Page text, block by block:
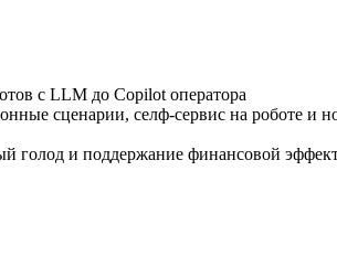
с LLM до Copilot оператора
сценарии, селф-сервис на роботе и
голод и поддержание финансовой